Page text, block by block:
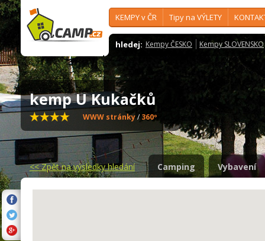
KEMPY v ČR Tipy na VÝLETY
hledej: Kempy ČESKO Kempy SLOVENSKO
kemp U Kukačků
WWW stránky/360º
<<Zpět na výsledky hledání Camping Vybavení